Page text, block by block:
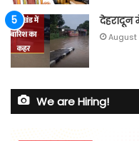
देहरादून
August
We are Hiring!